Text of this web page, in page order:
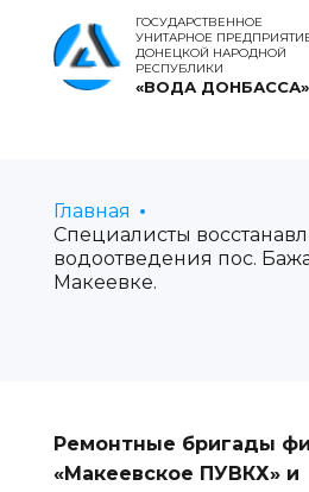
ГОСУДАРСТВЕННОЕ
УНИТАРНОЕ
ДОНЕЦКОЙ НАРОДНОЙ
РЕСПУБЛИКИ
«ВОДА ДОНБАССА»
Главная
Специалисты
водоотведения пос.
Макеевке.
Ремонтные бригады
«Макеевское ПУВКХ» и